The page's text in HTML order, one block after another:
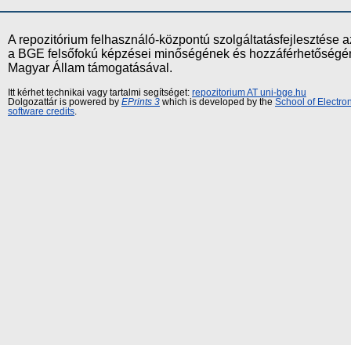
A repozitórium felhasználó-központú szolgáltatásfejlesztése
a BGE felsőfokú képzései minőségének és
Magyar Állam támogatásával.
Itt kérhet technikai vagy tartalmi segítséget: repozitorium AT uni-bge.hu
Dolgozattár is powered by EPrints 3 which is developed by the School of
software credits